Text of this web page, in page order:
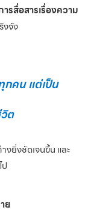
ารสื่อสารเรื่องความ
งจัง
กคน แต่เป็น
ต
งยิ่งชัดเจนขึ้น และ
ย